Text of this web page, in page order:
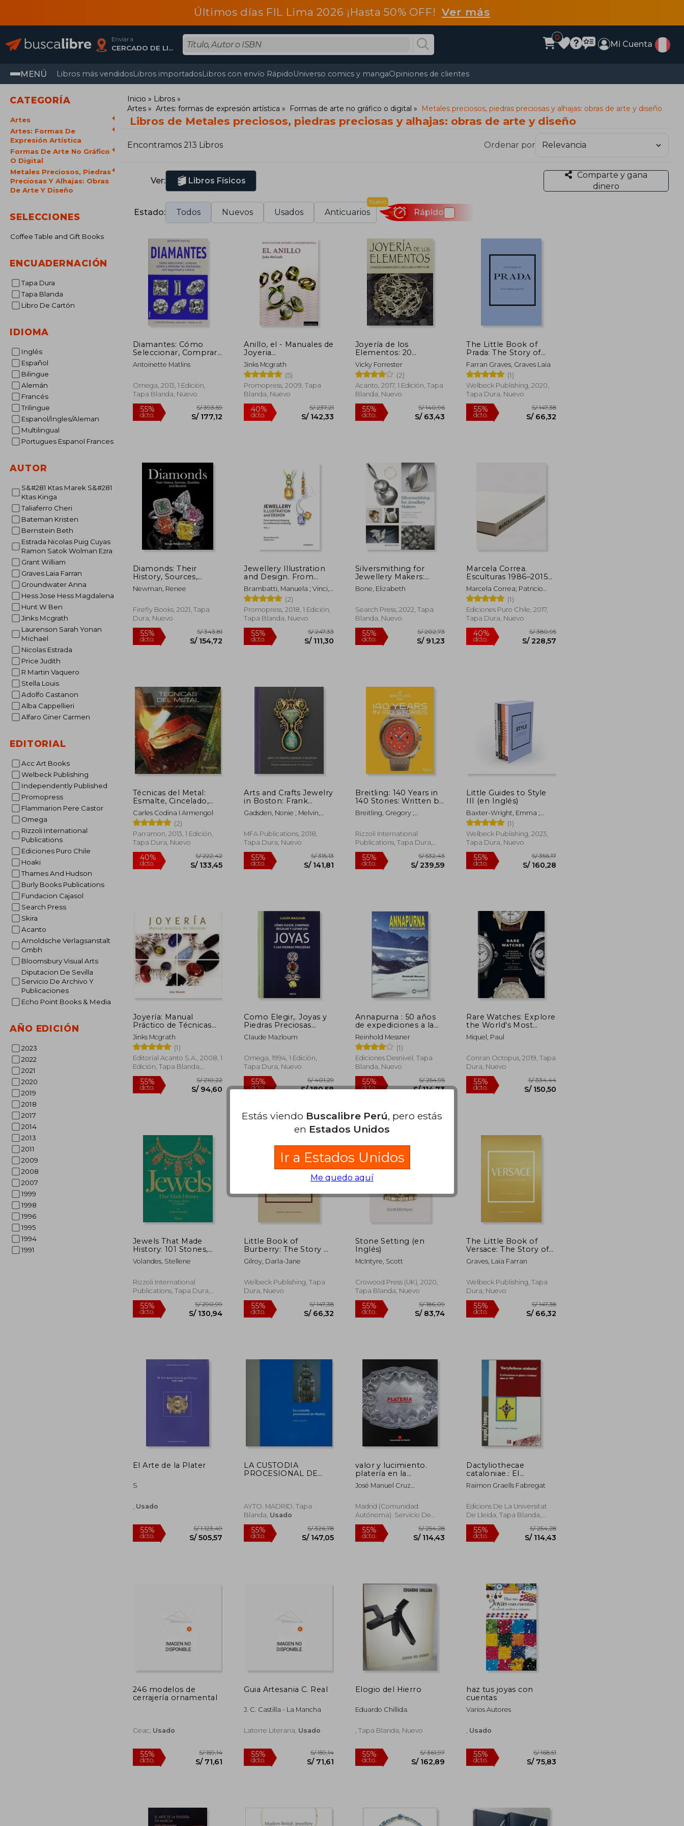
Últimos días FIL Lima 2026 ¡Hasta 50% OFF! Ver más
Enviar a
CERCADO DE LIMA, Lima
0
Mi Cuenta
MENÚ Libros más vendidosLibros importadosLibros con envío RápidoUniverso comics y mangaOpiniones de clientes
CATEGORÍA
Artes
Artes: Formas De
Expresión Artística
Formas De Arte No Gráfico
O Digital
Metales Preciosos, Piedras
Preciosas Y Alhajas: Obras
De Arte Y Diseño
SELECCIONES
Coffee Table and Gift Books
ENCUADERNACIÓN
Tapa Dura
Tapa Blanda
Libro De Cartón
IDIOMA
Inglés
Español
Bilingue
Alemán
Francés
Trilingue
Espanol/Ingles/Aleman
Multilingual
Portugues Espanol Frances
AUTOR
S&#281 Ktas Marek S&#281
Ktas Kinga
Taliaferro Cheri
Bateman Kristen
Bernstein Beth
Estrada Nicolas Puig Cuyas
Ramon Satok Wolman Ezra
Grant William
Graves Laia Farran
Groundwater Anna
Hess Jose Hess Magdalena
Hunt W Ben
Jinks Mcgrath
Laurenson Sarah Yonan
Michael
Nicolas Estrada
Price Judith
R Martin Vaquero
Stella Louis
Adolfo Castanon
Alba Cappellieri
Alfaro Giner Carmen
EDITORIAL
Acc Art Books
Welbeck Publishing
Independently Published
Promopress
Flammarion Pere Castor
Omega
Rizzoli International
Publications
Ediciones Puro Chile
Hoaki
Thames And Hudson
Burly Books Publications
Fundacion Cajasol
Search Press
Skira
Acanto
Arnoldsche Verlagsanstalt
Gmbh
Bloomsbury Visual Arts
Diputacion De Sevilla
Servicio De Archivo Y
Publicaciones
Echo Point Books & Media
AÑO EDICIÓN
2023
2022
2021
2020
2019
2018
2017
2014
2013
2011
2009
2008
2007
1999
1998
1996
1995
1994
1991
Inicio
Libros
Artes
Artes: formas de expresión artística Formas de arte no gráfico o digital Metales preciosos, piedras preciosas y alhajas: obras de arte y diseño
Libros de Metales preciosos, piedras preciosas y alhajas: obras de arte y diseño
Encontramos 213 Libros Ordenar por
Ver: Libros Físicos
Comparte y gana
dinero
Estado: Todos Nuevos Usados Anticuarios
Nuevo
Rápido
Diamantes: Cómo
Seleccionar, Comprar,
Cuidar y Disfrutar los
Diamantes con
Antoinette Matlins
Omega, 2013, 1 Edición,
Tapa Blanda, Nuevo
dcto. S/ 177,12
Anillo, el - Manuales de
Joyeria
Contemporanea
Jinks Mcgrath
(5)
Promopress, 2009, Tapa
Blanda, Nuevo
S/ 142,33
Joyería de los
Elementos: 20
Proyectos Conjurados
Desde el Fuego, el
Agua, la Tierra y el Aire
Vicky Forrester
(2)
Acanto, 2017, 1 Edición, Tapa
Blanda, Nuevo
dcto.
The Little Book of
Prada: The Story of
the Iconic Fashion
House (Little Book of
Fashion) (en Inglés)
Farran Graves, Graves Laia
(1)
Welbeck Publishing, 2020,
Tapa Dura, Nuevo
Diamonds: Their
History, Sources,
Qualities and Benefits
(en Inglés)
Newman, Renee
Firefly Books, 2021, Tapa
Dura, Nuevo
55%
dcto.
S/ 343,81
S/ 154,72
Jewellery Illustration
and Design. From
Technical Drawing to
Professional
Rendering Vol. 1 (en
Inglés)
Brambatti, Manuela ; Vinci,
Cosimo ; Possamai,
Alessandra
(2)
Promopress, 2018, 1 Edición,
Tapa Blanda, Nuevo
55%
dcto.
Silversmithing for
Jewellery Makers:
Techniques,
Treatments &
Inspirational Design
(en Inglés)
Bone, Elizabeth
Search Press, 2022, Tapa
Blanda, Nuevo
55%
dcto.
Marcela Correa.
Esculturas 1986–2015
(en Bilingüe)
Marcela Correa; Patricio
Mardones; Smiljan Radic;
Alberto Sato
(1)
Ediciones Puro Chile, 2017,
Tapa Dura, Nuevo
40%
dcto.
Técnicas del Metal:
Esmalte, Cincelado,
Engastado y Monturas
Carles Codina I Armengol
(2)
Parramon, 2013, 1 Edición,
Tapa Dura, Nuevo
40%
dcto.
S/ 222,42
S/ 133,45
Arts and Crafts Jewelry
in Boston: Frank
Gardner Hale and his
Circle (en Inglés)
Gadsden, Nonie ; Melvin,
MFA Publications, 2018,
Tapa Dura, Nuevo
55%
dcto.
Breitling: 140 Years in
140 Stories: Written by
Breitling (en Inglés)
Breitling, Gregory ;
Jeff
Rizzoli International
Publications, Tapa Dura,
Nuevo
55%
dcto.
S/ 532,43
S/ 239,59
Little Guides to Style
III (en Inglés)
Baxter-Wright, Emma ;
Dirix, Emmanuelle ; Homer,
Karen
(1)
Welbeck Publishing, 2023,
Tapa Dura, Nuevo
55%
dcto.
Joyería: Manual
Práctico de Técnicas
(Joyeria y Moda)
Jinks Mcgrath
(1)
Editorial Acanto S.A., 2008, 1
Edición, Tapa Blanda,
Nuevo
55% S/ 210,22
Como Elegir,. Joyas y
Piedras Preciosas
(Tecnología-
Gemología y Joyería)
Claude Mazloum
Omega, 1994, 1 Edición,
Tapa Dura, Nuevo
55% S/ 401,29
Annapurna : 50 años
de expediciones a la
zona de la muerte
Reinhold Messner
(1)
Ediciones Desnivel, Tapa
Blanda, Nuevo
55%
dcto.
S/ 254,95
Rare Watches: Explore
the World's Most
Exquisite Timepieces
(en Inglés)
Miquel, Paul
Conran Octopus, 2019, Tapa
Dura, Nuevo
55%
Jewels That Made
History: 101 Stones,
Myths, and Legends
(en Inglés)
Volandes, Stellene
Rizzoli International
Publications, Tapa Dura,
Nuevo
55% S/ 290,99
Little Book of
Burberry: The Story of
the Iconic Fashion
House (Little Books of
Gilroy, Darla-Jane
Welbeck Publishing, Tapa
Dura, Nuevo
55% S/ 147,38
Stone Setting (en
Inglés)
McIntyre, Scott
Crowood Press (UK), 2020,
Tapa Blanda, Nuevo
55% S/ 186,09
The Little Book of
Versace: The Story of
the Iconic Fashion
House (Little Books of
Graves, Laia Farran
Welbeck Publishing, Tapa
Dura, Nuevo
55%
El Arte de la Plater
S
Usado
55%
S/ 505,57
LA CUSTODIA
PROCESIONAL DE
AYTO. MADRID, Tapa
Blanda, Usado
dcto. S/ 147,05
valor y lucimiento.
platería en la
comunidad de madrid
José Manuel Cruz
(comunidad Autónoma).
Dirección General De
Patrimonio Histórico
Madrid (comunidad
Autónoma). Servicio De
Documentación Y
Publicaciones, Nuevo
dcto.
S/ 254,28
S/ 114,43
Dactyliothecae
cataloniae.: El
col·leccionisme de
glíptica a Catalunya
(Espai/Temps)
Raimon Graells Fabregat
Edicions De La Universitat
De Lleida, Tapa Blanda,
Nuevo
246 modelos de
cerrajería ornamental
Ceac, Usado
Guia Artesania C. Real
J. C. Castilla - La Mancha
Latorre Literaria, Usado
Elogio del Hierro
Eduardo Chillida.
, Tapa Blanda, Nuevo
haz tus joyas con
cuentas
Varios Autores
Usado
Estás viendo Buscalibre Perú, pero estás
en Estados Unidos
Ir a Estados Unidos
Me quedo aquí